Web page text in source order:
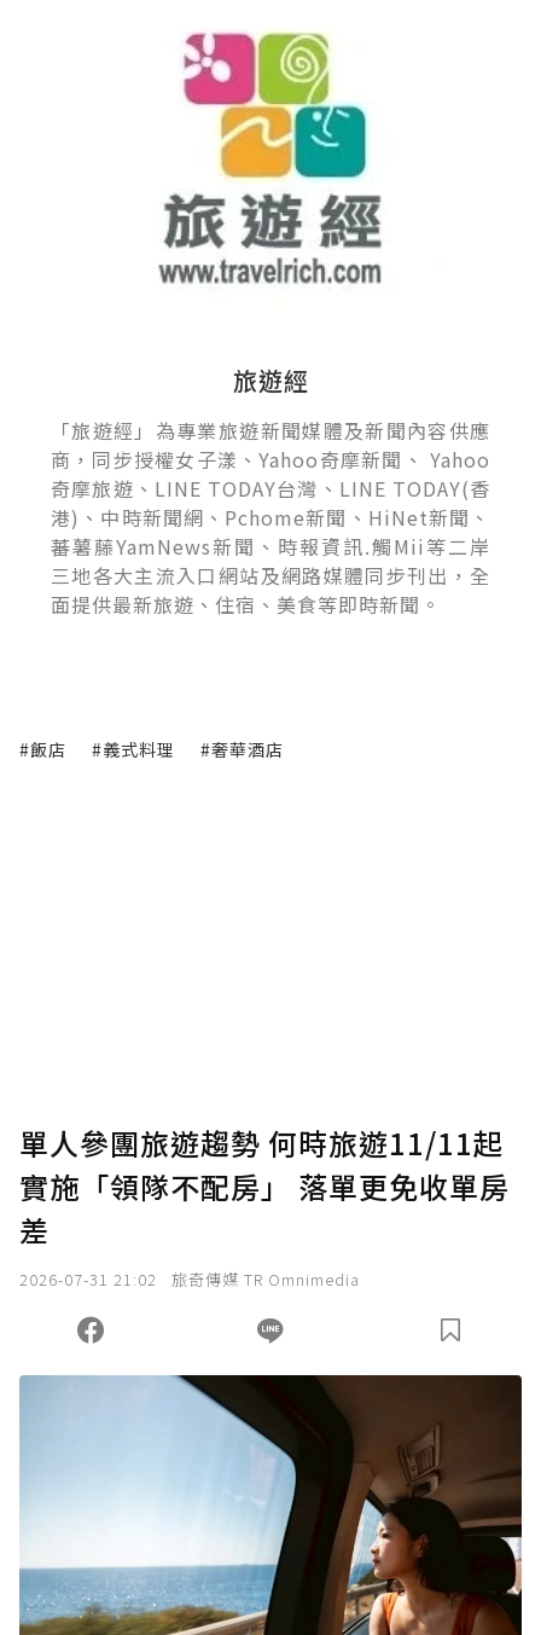
旅遊經
「旅遊經」為專業旅遊新聞媒體及新聞內容供應
商，同步授權女子漾、Yahoo奇摩新聞、 Yahoo
奇摩旅遊、LINE TODAY台灣、LINE TODAY(香
港)、中時新聞網、Pchome新聞、HiNet新聞、
蕃薯藤YamNews新聞、時報資訊.觸Mii等二岸
三地各大主流入口網站及網路媒體同步刊出，全
面提供最新旅遊、住宿、美食等即時新聞。
#飯店 #義式料理 #奢華酒店
單人參團旅遊趨勢 何時旅遊11/11起
實施「領隊不配房」 落單更免收單房
差
2026-07-31 21:02 旅奇傳媒 TR Omnimedia